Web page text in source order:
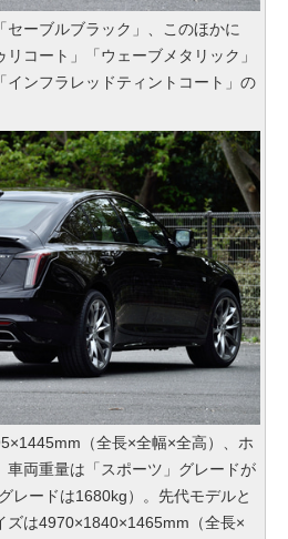
ーブルブラック」、このほかに
リコート」「ウェーブメタリック」
インフラレッドティントコート」の
（全長×全幅×全高）、ホ
車両重量は「スポーツ」グレードが
レードは1680kg）。先代モデルと
ズは4970×1840×1465mm（全長×